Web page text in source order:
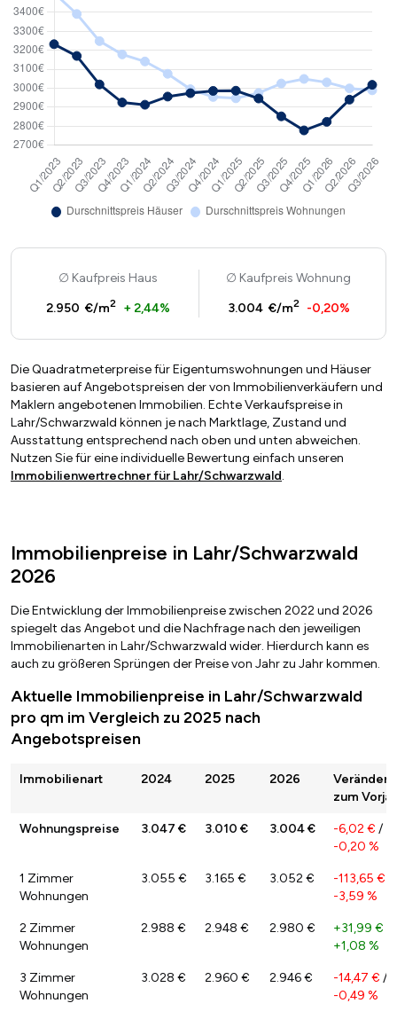
Kaufpreis Haus
2.950 €/m2 + 2,44%
Kaufpreis Wohnung
3.004 €/m2 -0,20%
Die Quadratmeterpreise für Eigentumswohnungen und Häuser
basieren auf Angebotspreisen der von Immobilienverkäufern und
Maklern angebotenen Immobilien. Echte Verkaufspreise in
Lahr/Schwarzwald können je nach Marktlage, Zustand und
Ausstattung entsprechend nach oben und unten abweichen.
Nutzen Sie für eine individuelle Bewertung einfach unseren
Immobilienwertrechner für Lahr/Schwarzwald.
Immobilienpreise in Lahr/Schwarzwald
2026
Die Entwicklung der Immobilienpreise zwischen 2022 und 2026
spiegelt das Angebot und die Nachfrage nach den jeweiligen
Immobilienarten in Lahr/Schwarzwald wider. Hierdurch kann es
auch zu größeren Sprüngen der Preise von Jahr zu Jahr kommen.
Aktuelle Immobilienpreise in Lahr/Schwarzwald
pro qm im Vergleich zu 2025 nach
Angebotspreisen
Immobilienart 2024 2025 2026
zum
Wohnungspreise 3.047 € 3.010 € 3.004 € -6,02 € /
-0,20 %
1 Zimmer
Wohnungen
3.055 € 3.165 € 3.052 € -113,65 €
-3,59 %
2 Zimmer
Wohnungen
2.988 € 2.948 € 2.980 € +31,99 €
+1,08 %
3 Zimmer
Wohnungen
3.028 € 2.960 € 2.946 € -14,47 € /
-0,49 %